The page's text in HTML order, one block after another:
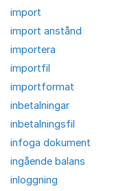
import
import anstånd
importera
importfil
importformat
inbetalningar
inbetalningsfil
infoga dokument
ingående balans
inloggning